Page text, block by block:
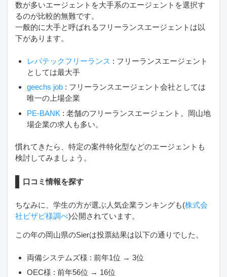
数が多いエージェントを大手系のエージェントを選択す
るのが比較的無難です。
一般的に大手と呼ばれるフリーランスエージェントは以
下があります。
レバテックフリーランス : フリーランスエージェント
としては最大手
geechs job: フリーランスエージェント会社としては
唯一の上場企業
PE-BANK : 老舗のフリーランスエージェント。岡山地
場企業の求人も多い。
慣れてきたら、特定の案件特化型などのエージェントも
検討してみましょう。
口コミ情報を探す
ちなみに、学生の方が選ぶ人気企業ランキングも(株式会
社ビザビ様調べ)公開されています。
この年の岡山県のSierは投票結果は以下の通りでした。
両備システムズ様 : 前年1位 → 3位
OEC様 : 前年56位 → 16位